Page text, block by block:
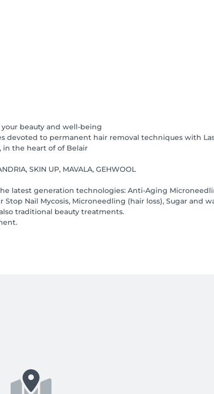
beauty and well-being
devoted to permanent hair removal techniques with
in the heart of of Belair
SKIN UP, MAVALA, GEHWOOL
latest generation technologies: Anti-Aging
Stop Nail Mycosis, Microneedling (hair loss), Sugar and
traditional beauty treatments.